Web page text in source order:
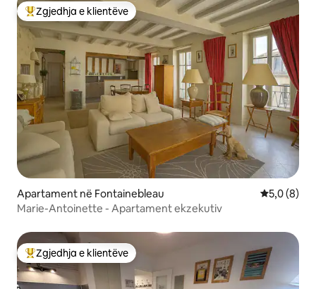
Më të mirat e zgjedhjeve të klientëve
Zgjedhja e klientëve
Apartament në Fontainebleau Vlerësimi
5,0 (8)
Marie-Antoinette - Apartament ekzekutiv
Më të mirat e zgjedhjeve të klientëve
Zgjedhja e klientëve